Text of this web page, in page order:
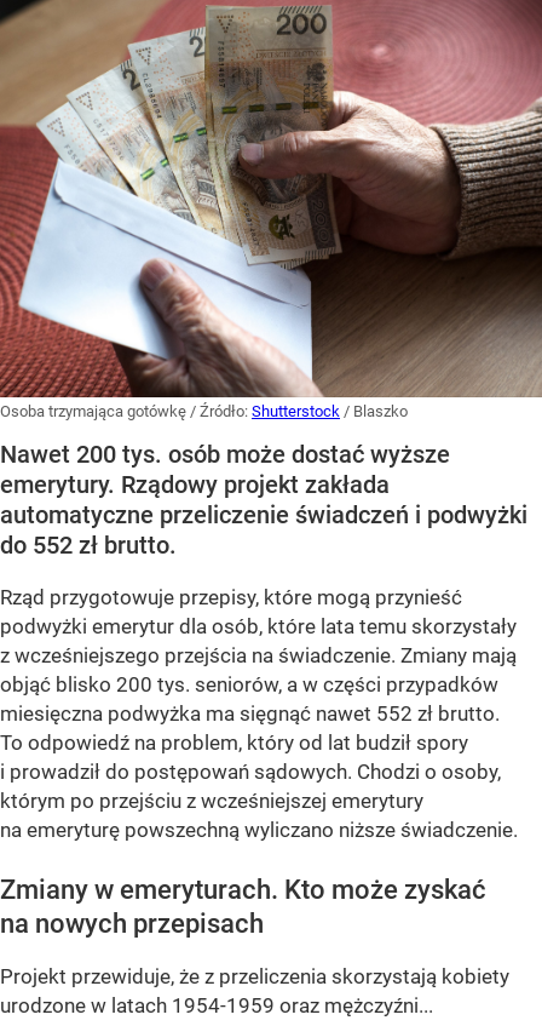
Osoba trzymająca gotówkę / Źródło: Shutterstock / Blaszko
Nawet 200 tys. osób może dostać wyższe
emerytury. Rządowy projekt zakłada
automatyczne przeliczenie świadczeń i podwyżki
do 552 zł brutto.
Rząd przygotowuje przepisy, które mogą przynieść
podwyżki emerytur dla osób, które lata temu skorzystały
z wcześniejszego przejścia na świadczenie. Zmiany mają
objąć blisko 200 tys. seniorów, a w części przypadków
miesięczna podwyżka ma sięgnąć nawet 552 zł brutto.
To odpowiedź na problem, który od lat budził spory
i prowadził do postępowań sądowych. Chodzi o osoby,
którym po przejściu z wcześniejszej emerytury
na emeryturę powszechną wyliczano niższe świadczenie.
Zmiany w emeryturach. Kto może zyskać
na nowych przepisach
Projekt przewiduje, że z przeliczenia skorzystają kobiety
urodzone w latach 1954-1959 oraz mężczyźni...